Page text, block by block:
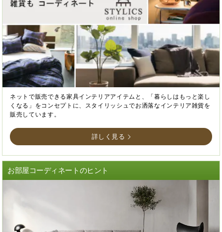
ネットで販売できる家具インテリアアイテムと、「暮らしはもっと楽し
くなる」をコンセプトに、スタイリッシュでお洒落なインテリア雑貨を
販売しています。
詳しく見る
お部屋コーディネートのヒント